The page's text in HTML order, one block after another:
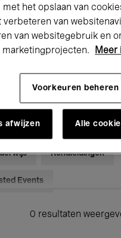
Lezingen &
Klassieke Muziek
iedereen Kids’ Palace
Rondleidingen
Events
0 resultaten
met het opslaan van
verbeteren van
van websitegebruik en
marketingprojecten.
Meer
Voorkeuren beheren
afwijzen Alle